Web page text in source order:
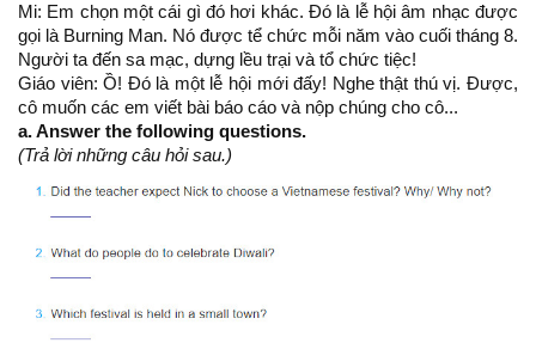
Mi: Em chọn một cái gì đó hơi khác. Đó là lễ hội âm nhạc được
gọi là Burning Man. Nó được tể chức mỗi năm vào cuối tháng 8.
Người ta đến sa mạc, dựng lều trại và tổ chức tiệc!
Giáo viên: Ồ! Đó là một lễ hội mới đấy! Nghe thật thú vị. Được,
cô muốn các em viết bài báo cáo và nộp chúng cho cô...
a. Answer the following questions.
(Trả lời những câu hỏi sau.)